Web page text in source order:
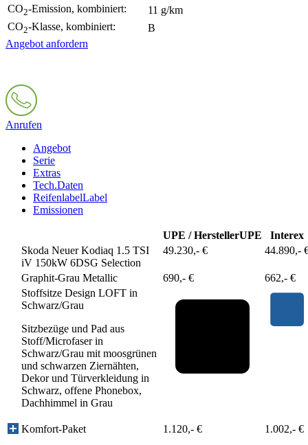
CO2-Emission, kombiniert:
11 g/km
CO2-Klasse, kombiniert:
B
Angebot anfordern
Anrufen
Angebot
Serie
Extras
Tech.Daten
ReifenlabelLabel
Emissionen
UPE / HerstellerUPE
Interex
Skoda Neuer Kodiaq 1.5 TSI
iV 150kW 6DSG Selection
49.230,- € 44.890,-
Graphit-Grau Metallic 690,- €
662,- €
Stoffsitze Design LOFT in
Schwarz/Grau
Sitzbezüge und Pad aus
Stoff/Microfaser in
Schwarz/Grau mit moosgrünen
und schwarzen Ziernähten,
Dekor und Türverkleidung in
Schwarz, offene Phonebox,
Dachhimmel in Grau
Komfort-Paket
1.120,- € 1.002,- €